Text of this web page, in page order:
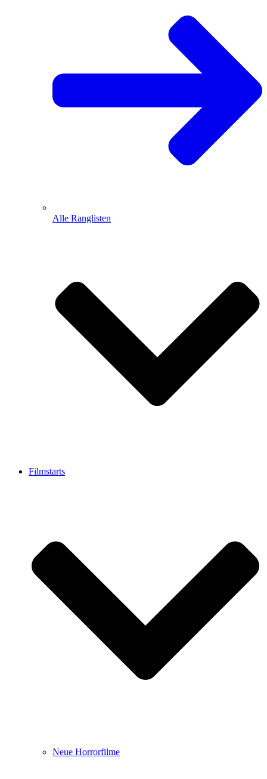
Alle Ranglisten
Filmstarts
Neue Horrorfilme